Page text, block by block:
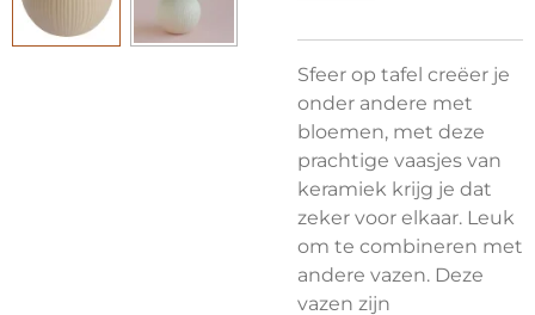
Sfeer op tafel creëer je
onder andere met
bloemen, met deze
prachtige vaasjes van
keramiek krijg je dat
zeker voor elkaar. Leuk
om te combineren met
andere vazen. Deze
vazen zijn